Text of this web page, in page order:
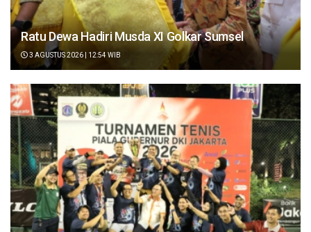
Ratu Dewa Hadiri Musda XI Golkar Sumsel
3 AGUSTUS 2026 | 12:54 WIB